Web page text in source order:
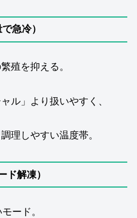
急冷）
殖を抑える。
ル」より扱いやすく、
理しやすい温度帯。
ド解凍）
ード。